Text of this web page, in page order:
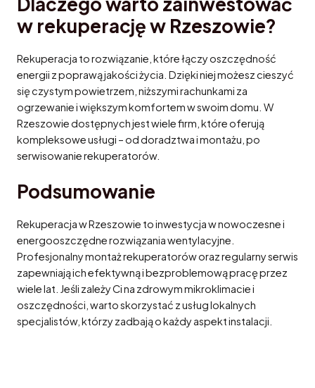
w rekuperację w Rzeszowie?
Rekuperacja to rozwiązanie, które łączy oszczędność
energii z poprawą jakości życia. Dzięki niej możesz cieszyć
się czystym powietrzem, niższymi rachunkami za
ogrzewanie i większym komfortem w swoim domu. W
Rzeszowie dostępnych jest wiele firm, które oferują
kompleksowe usługi – od doradztwa i montażu, po
serwisowanie rekuperatorów.
Podsumowanie
Rekuperacja w Rzeszowie to inwestycja w nowoczesne i
energooszczędne rozwiązania wentylacyjne.
Profesjonalny montaż rekuperatorów oraz regularny serwis
zapewniają ich efektywną i bezproblemową pracę przez
wiele lat. Jeśli zależy Ci na zdrowym mikroklimacie i
oszczędności, warto skorzystać z usług lokalnych
specjalistów, którzy zadbają o każdy aspekt instalacji.